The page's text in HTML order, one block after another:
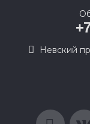
Невский